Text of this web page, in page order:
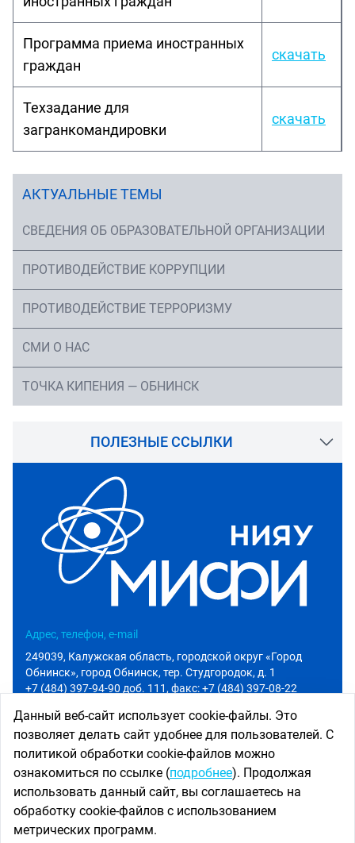
Программа приема иностранных
граждан
скачать
Техзадание для
загранкомандировки
скачать
АКТУАЛЬНЫЕ ТЕМЫ
СВЕДЕНИЯ ОБ ОБРАЗОВАТЕЛЬНОЙ ОРГАНИЗАЦИИ
ПРОТИВОДЕЙСТВИЕ КОРРУПЦИИ
ПРОТИВОДЕЙСТВИЕ ТЕРРОРИЗМУ
СМИ О НАС
ТОЧКА КИПЕНИЯ — ОБНИНСК
ПОЛЕЗНЫЕ ССЫЛКИ
Адрес, телефон, e-mail
249039, Калужская область, городской округ «Город
Обнинск», город Обнинск, тер. Студгородок, д. 1
+7 (484) 397-94-90 доб. 111, факс: +7 (484) 397-08-22
Приемная комиссия
Абитуриенту
+7 (484) 397-94-90 доб. 801
priem@iate.obninsk.ru
Использование новостных материалов сайта возможно
Данный веб-сайт использует cookie-файлы. Это
позволяет делать сайт удобнее для пользователей. С
политикой обработки cookie-файлов можно
ознакомиться по ссылке (подробнее). Продолжая
использовать данный сайт, вы соглашаетесь на
обработку cookie-файлов с использованием
метрических программ.